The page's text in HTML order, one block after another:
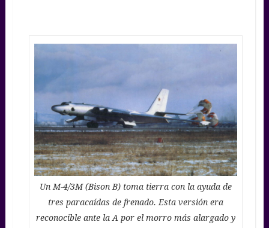
Un M-4/3M (Bison B) toma tierra con la ayuda de
tres paracaídas de frenado. Esta versión era
reconocible ante la A por el morro más alargado y